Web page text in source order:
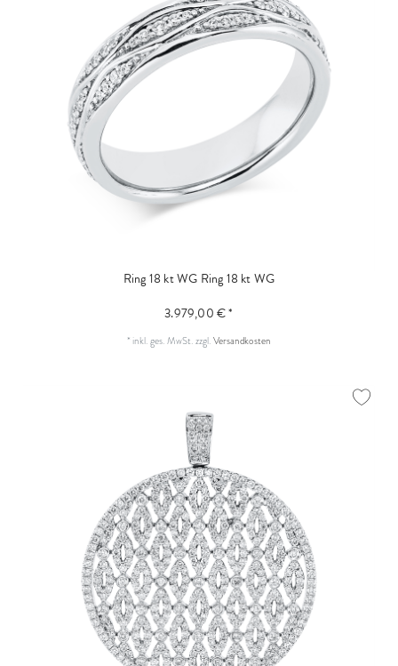
Ring 18 kt WG Ring 18 kt WG
3.979,00 € *
* inkl. ges. MwSt.zzgl.Versandkosten